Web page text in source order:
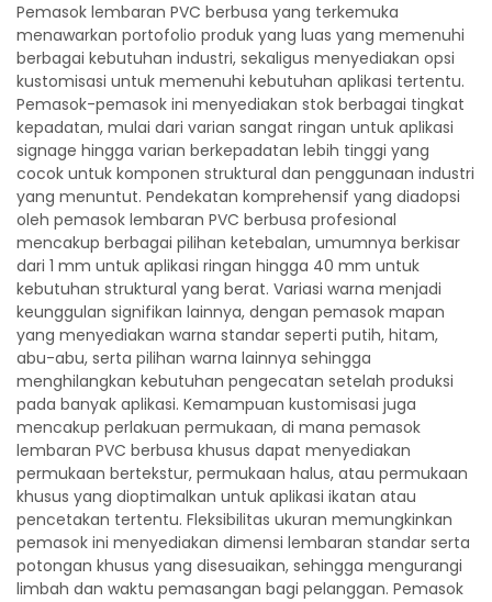
Pemasok lembaran PVC berbusa yang terkemuka
menawarkan portofolio produk yang luas yang memenuhi
berbagai kebutuhan industri, sekaligus menyediakan opsi
kustomisasi untuk memenuhi kebutuhan aplikasi tertentu.
Pemasok-pemasok ini menyediakan stok berbagai tingkat
kepadatan, mulai dari varian sangat ringan untuk aplikasi
signage hingga varian berkepadatan lebih tinggi yang
cocok untuk komponen struktural dan penggunaan industri
yang menuntut. Pendekatan komprehensif yang diadopsi
oleh pemasok lembaran PVC berbusa profesional
mencakup berbagai pilihan ketebalan, umumnya berkisar
dari 1 mm untuk aplikasi ringan hingga 40 mm untuk
kebutuhan struktural yang berat. Variasi warna menjadi
keunggulan signifikan lainnya, dengan pemasok mapan
yang menyediakan warna standar seperti putih, hitam,
abu-abu, serta pilihan warna lainnya sehingga
menghilangkan kebutuhan pengecatan setelah produksi
pada banyak aplikasi. Kemampuan kustomisasi juga
mencakup perlakuan permukaan, di mana pemasok
lembaran PVC berbusa khusus dapat menyediakan
permukaan bertekstur, permukaan halus, atau permukaan
khusus yang dioptimalkan untuk aplikasi ikatan atau
pencetakan tertentu. Fleksibilitas ukuran memungkinkan
pemasok ini menyediakan dimensi lembaran standar serta
potongan khusus yang disesuaikan, sehingga mengurangi
limbah dan waktu pemasangan bagi pelanggan. Pemasok